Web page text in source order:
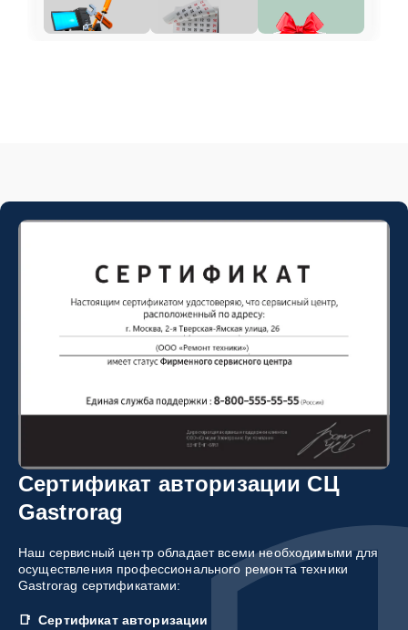
Сертификат авторизации СЦ
Gastrorag
Наш сервисный центр обладает всеми необходимыми для
осуществления профессионального ремонта техники
Gastrorag сертификатами:
Сертификат авторизации